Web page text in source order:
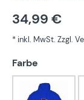
34,99 €
* inkl. MwSt. Zzgl.
Farbe